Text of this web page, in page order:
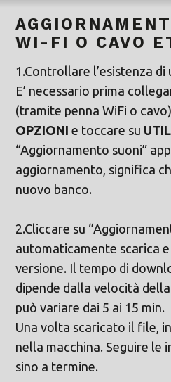
WI-FI O CAVO
1.Controllare l’esistenza
E’ necessario prima
(tramite penna WiFi o
OPZIONI e toccare su
“Aggiornamento suoni”
aggiornamento, significa
nuovo banco.
2.Cliccare su
automaticamente scarica
versione. Il tempo di
dipende dalla velocità
può variare dai 5 ai 15 min.
Una volta scaricato il file,
nella macchina. Seguire le
sino a termine.